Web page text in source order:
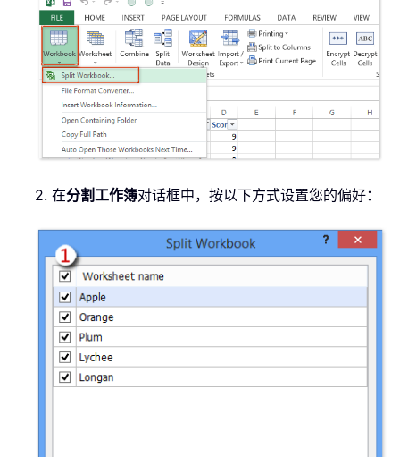
2. 在分割工作簿对话框中，按以下方式设置您的偏好：